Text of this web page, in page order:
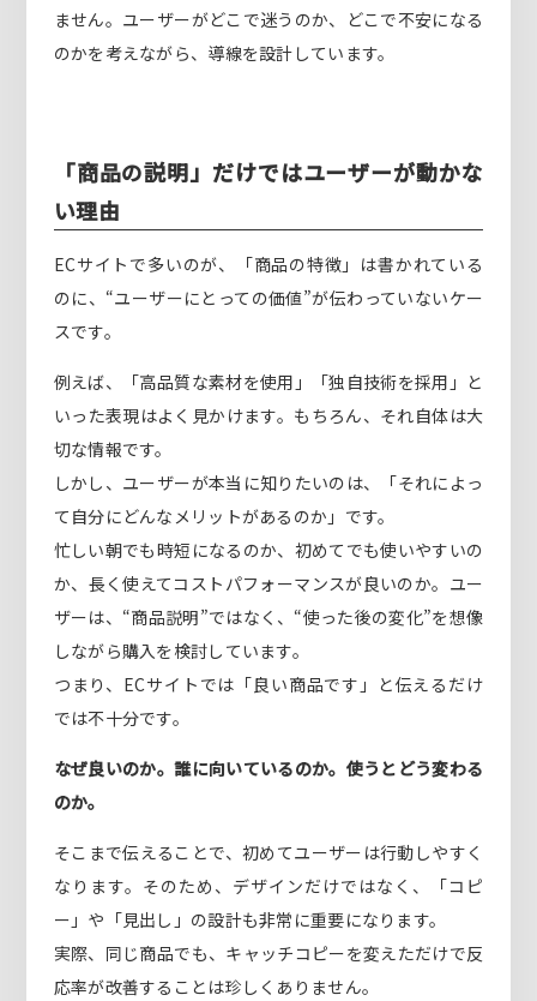
ません。ユーザーがどこで迷うのか、どこで不安になる
のかを考えながら、導線を設計しています。
「商品の説明」だけではユーザーが動かな
い理由
ECサイトで多いのが、「商品の特徴」は書かれている
のに、“ユーザーにとっての価値”が伝わっていないケー
スです。
例えば、「高品質な素材を使用」「独自技術を採用」と
いった表現はよく見かけます。もちろん、それ自体は大
切な情報です。
しかし、ユーザーが本当に知りたいのは、「それによっ
て自分にどんなメリットがあるのか」です。
忙しい朝でも時短になるのか、初めてでも使いやすいの
か、長く使えてコストパフォーマンスが良いのか。ユー
ザーは、“商品説明”ではなく、“使った後の変化”を想像
しながら購入を検討しています。
つまり、ECサイトでは「良い商品です」と伝えるだけ
では不十分です。
なぜ良いのか。誰に向いているのか。使うとどう変わる
のか。
そこまで伝えることで、初めてユーザーは行動しやすく
なります。そのため、デザインだけではなく、「コピ
ー」や「見出し」の設計も非常に重要になります。
実際、同じ商品でも、キャッチコピーを変えただけで反
応率が改善することは珍しくありません。